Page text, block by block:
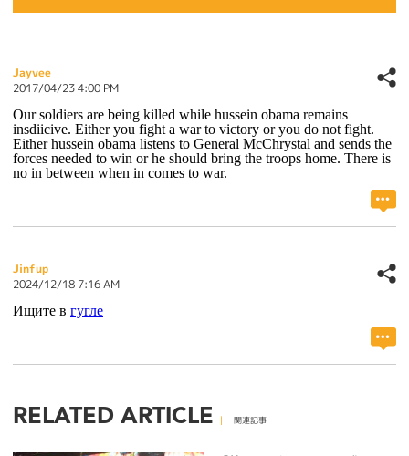
Jayvee
2017/04/23 4:00 PM
Our soldiers are being killed while hussein obama remains
insdiicive. Either you fight a war to victory or you do not fight.
Either hussein obama listens to General McChrystal and sends the
forces needed to win or he should bring the troops home. There is
no in between when in comes to war.
Jinfup
2024/12/18 7:16 AM
Ищите в гугле
RELATED ARTICLE 関連記事